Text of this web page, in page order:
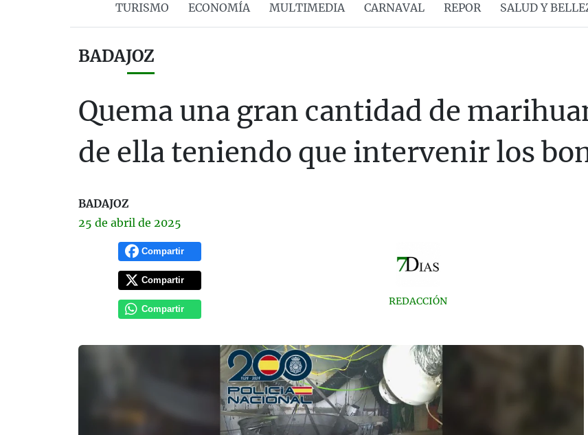
TURISMO ECONOMÍA MULTIMEDIA CARNAVAL REPOR SALUD Y
BADAJOZ
Quema una gran cantidad de
de ella teniendo que intervenir los
BADAJOZ
25 de abril de 2025
Compartir
Compartir
Compartir
REDACCIÓN